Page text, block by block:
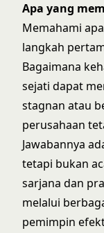
Apa yang
Memahami
langkah
Bagaimana
sejati dapat
stagnan atau
perusahaan
Jawabannya
tetapi bukan
sarjana dan
melalui
pemimpin